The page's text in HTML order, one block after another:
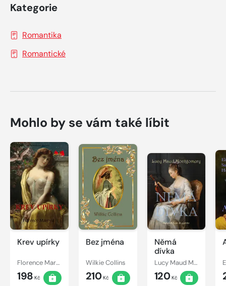
Kategorie
Romantika
Romantické
Mohlo by se vám také líbit
Krev upírky
Florence Marryat
198 Kč
Bez jména
Wilkie Collins
210Kč
Němá
dívka
Lucy Maud Montgomery
120Kč